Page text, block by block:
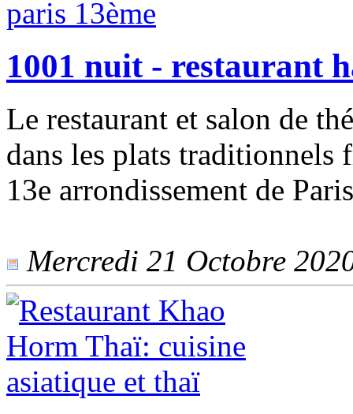
1001 nuit - restaurant
Le restaurant et salon de
dans les plats traditionnels
13e arrondissement de
Mercredi 21 Octobre